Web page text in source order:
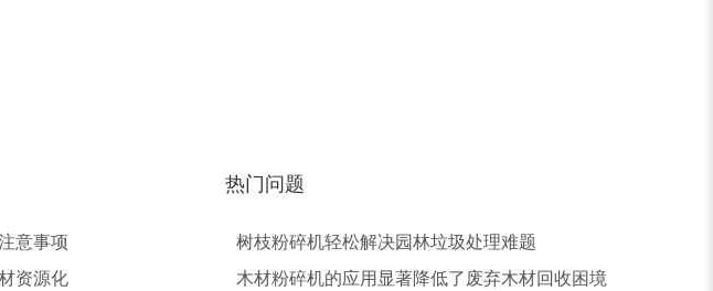
综合破碎机 大型稻草捆撕碎机... 金属撕碎机
意事项
资源化
热门问题
树枝粉碎机轻松解决园林垃圾处理难题
木材粉碎机的应用显著降低了废弃木材回收困境